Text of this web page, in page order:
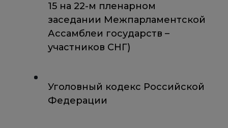
15 на 22-м пленарном
заседании Межпарламентской
Ассамблеи государств –
участников СНГ)
Уголовный кодекс Российской
Федерации